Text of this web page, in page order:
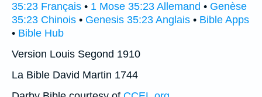
35:23 Français • 1 Mose 35:23 Allemand • Genèse
35:23 Chinois • Genesis 35:23 Anglais • Bible Apps
• Bible Hub
Version Louis Segond 1910
La Bible David Martin 1744